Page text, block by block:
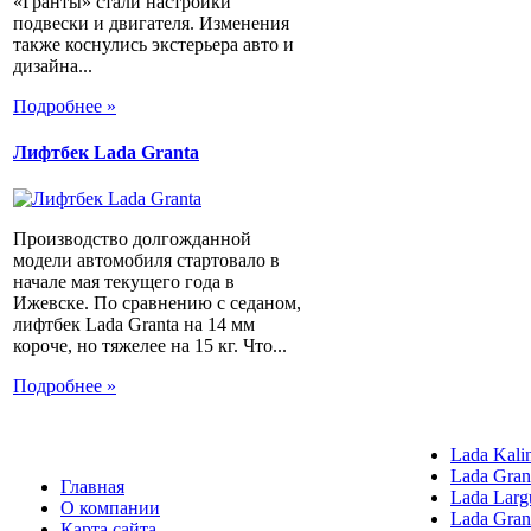
подвески и двигателя. Изменения
также коснулись экстерьера авто и
дизайна...
Подробнее »
Лифтбек Lada Granta
Производство долгожданной
модели автомобиля стартовало в
начале мая текущего года в
Ижевске. По сравнению с седаном,
лифтбек Lada Granta на 14 мм
короче, но тяжелее на 15 кг. Что...
Подробнее »
Главная
О компании
Lada
Lada
Lada
Lada